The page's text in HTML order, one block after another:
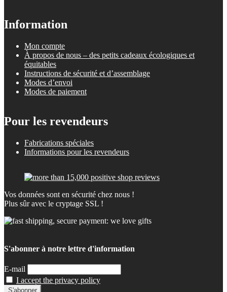
Information
Mon compte
À propos de nous – des petits cadeaux écologiques et
équitables
Instructions de sécurité et d’assemblage
Modes d’envoi
Modes de paiement
Pour les revendeurs
Fabrications spéciales
Informations pour les revendeurs
Vos données sont en sécurité chez nous !
Plus sûr avec le cryptage SSL !
S'abonner à notre lettre d'information
E-mail
I accept the privacy policy